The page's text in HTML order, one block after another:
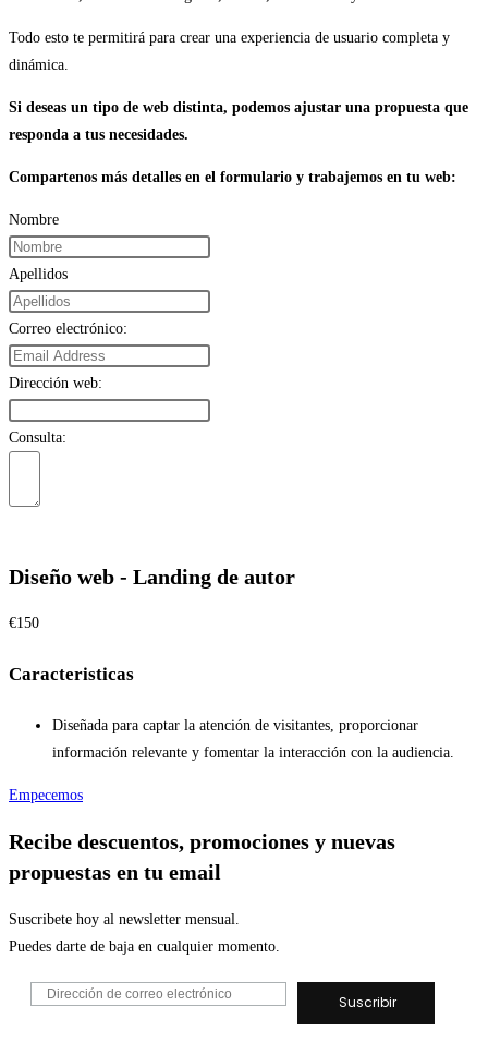
Todo esto te permitirá para crear una experiencia de usuario completa y
dinámica.
Si deseas un tipo de web distinta, podemos ajustar una propuesta que
responda a tus necesidades.
Compartenos más detalles en el formulario y trabajemos en tu web:
Nombre
Apellidos
Correo electrónico:
Dirección web:
Consulta:
Diseño web - Landing de autor
€150
Caracteristicas
Diseñada para captar la atención de visitantes, proporcionar
información relevante y fomentar la interacción con la audiencia.
Empecemos
Recibe descuentos, promociones y nuevas
propuestas en tu email
Suscribete hoy al newsletter mensual.
Puedes darte de baja en cualquier momento.